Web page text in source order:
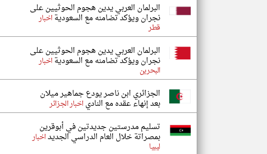
البرلمان العربي يدين هجوم الحوثيين على
نجران ويؤكد تضامنه مع السعوديةاخبار
قطر
البرلمان العربي يدين هجوم الحوثيين على
نجران ويؤكد تضامنه مع السعوديةاخبار
البحرين
الجزائري ابن ناصر يودع جماهير ميلان
بعد إنهاء عقده مع النادياخبار الجزائر
تسليم مدرستين جديدتين في أبوقرين
بمصراتة خلال العام الدراسي الجديداخبار
ليبيا